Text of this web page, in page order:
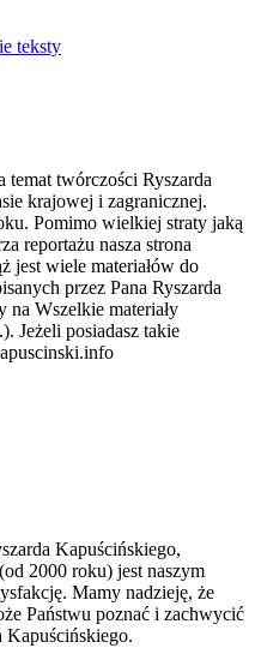
teksty
twórczości Ryszarda
krajowej i zagranicznej.
Pomimo wielkiej straty jaką
reportażu nasza strona
jest wiele materiałów do
przez Pana Ryszarda
Wszelkie materiały
Jeżeli posiadasz takie
Kapuścińskiego,
2000 roku) jest naszym
Mamy nadzieję, że
Państwu poznać i zachwycić
Kapuścińskiego.